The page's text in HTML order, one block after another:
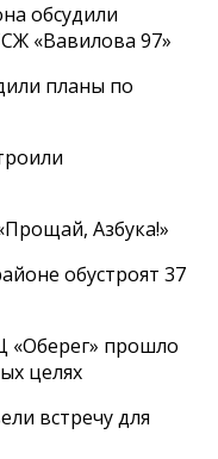
обсудили
«Вавилова 97»
планы по
Азбука!»
обустроят 37
«Оберег» прошло
целях
встречу для